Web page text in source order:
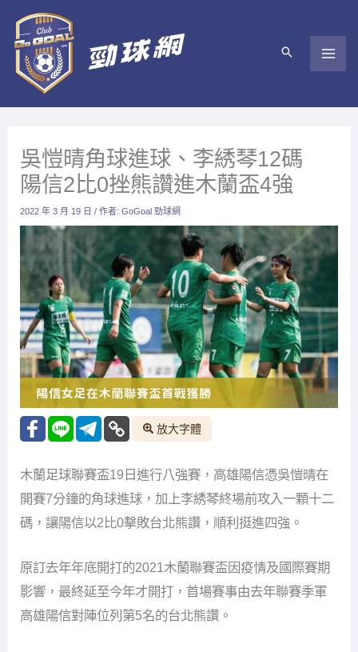
內
吳愷晴角球進球、李綉琴12碼
陽信2比0挫熊讚進木蘭盃4強
2022 年 3 月 19 日/ 作者:GoGoal 勁球網
放大字體
木蘭足球聯賽盃19日進行八強賽，高雄陽信憑吳愷晴在
開賽7分鐘的角球進球，加上李綉琴終場前攻入一顆十二
碼，讓陽信以2比0擊敗台北熊讚，順利挺進四強。
原訂去年年底開打的2021木蘭聯賽盃因疫情及國際賽期
影響，最終延至今年才開打，首場賽事由去年聯賽季軍
高雄陽信對陣位列第5名的台北熊讚。